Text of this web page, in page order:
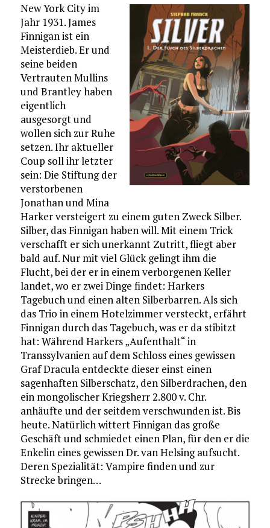
New York City im
Jahr 1931. James
Finnigan ist ein
Meisterdieb. Er und
seine beiden
Vertrauten Mullins
und Brantley haben
eigentlich
ausgesorgt und
wollen sich zur Ruhe
setzen. Ihr aktueller
Coup soll ihr letzter
sein: Die Stiftung der
verstorbenen
Jonathan und Mina
Harker versteigert zu einem guten Zweck Silber.
Silber, das Finnigan haben will. Mit einem Trick
verschafft er sich unerkannt Zutritt, fliegt aber
bald auf. Nur mit viel Glück gelingt ihm die
Flucht, bei der er in einem verborgenen Keller
landet, wo er zwei Dinge findet: Harkers
Tagebuch und einen alten Silberbarren. Als sich
das Trio in einem Hotelzimmer versteckt, erfährt
Finnigan durch das Tagebuch, was er da stibitzt
hat: Während Harkers „Aufenthalt“ in
Transsylvanien auf dem Schloss eines gewissen
Graf Dracula entdeckte dieser einst einen
sagenhaften Silberschatz, den Silberdrachen, den
ein mongolischer Kriegsherr 2.800 v. Chr.
anhäufte und der seitdem verschwunden ist. Bis
heute. Natürlich wittert Finnigan das große
Geschäft und schmiedet einen Plan, für den er die
Enkelin eines gewissen Dr. van Helsing aufsucht.
Deren Spezialität: Vampire finden und zur
Strecke bringen…